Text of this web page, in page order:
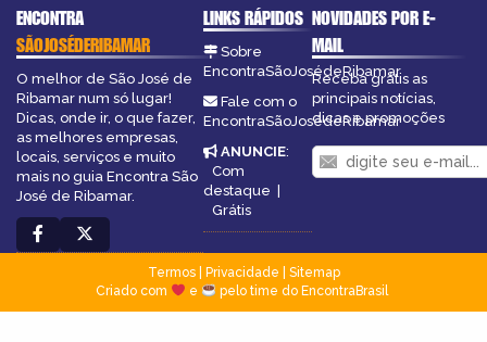
ENCONTRA
SÃOJOSÉDERIBAMAR
O melhor de São José de
Ribamar num só lugar!
Dicas, onde ir, o que fazer,
as melhores empresas,
locais, serviços e muito
mais no guia Encontra São
José de Ribamar.
LINKS RÁPIDOS
Sobre
EncontraSãoJosédeRibamar
Fale com o
EncontraSãoJosédeRibamar
ANUNCIE:
Com
destaque |
Grátis
NOVIDADES POR E-
MAIL
Receba grátis as
principais notícias,
dicas e promoções
Termos| Privacidade
Sitemap
Criado com
e pelo time do EncontraBrasil